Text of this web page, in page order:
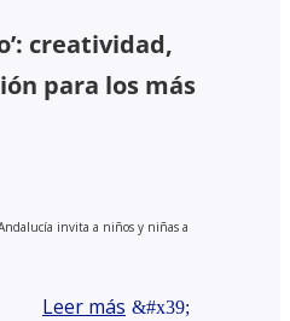
creatividad,
para los más
invita a niños y niñas a
Leer más